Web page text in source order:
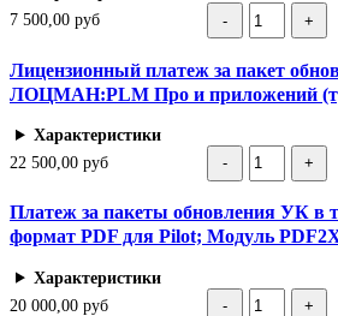
7 500,00 руб
Лицензионный платеж за пакет
ЛОЦМАН:PLM Про и приложений
Характеристики
22 500,00 руб
Платеж за пакеты обновления УК в
формат PDF для Pilot; Модуль
Характеристики
20 000,00 руб